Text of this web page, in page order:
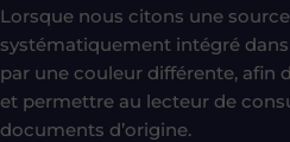
Lorsque nous citons une
systématiquement intégré
par une couleur différente, afin
et permettre au lecteur de
documents d’origine.